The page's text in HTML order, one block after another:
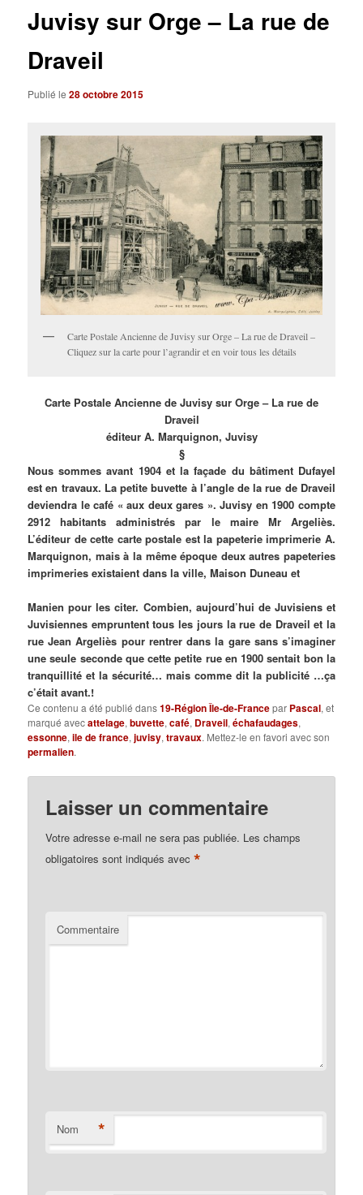
Juvisy sur Orge – La rue de
Draveil
Publié le28 octobre 2015
Carte Postale Ancienne de Juvisy sur Orge – La rue de Draveil –
Cliquez sur la carte pour l’agrandir et en voir tous les détails
Carte Postale Ancienne de Juvisy sur Orge – La rue de
Draveil
éditeur A. Marquignon, Juvisy
§
Nous sommes avant 1904 et la façade du bâtiment Dufayel
est en travaux. La petite buvette à l’angle de la rue de Draveil
deviendra le café « aux deux gares ». Juvisy en 1900 compte
2912 habitants administrés par le maire Mr Argeliès.
L’éditeur de cette carte postale est la papeterie imprimerie A.
Marquignon, mais à la même époque deux autres papeteries
imprimeries existaient dans la ville, Maison Duneau et
Manien pour les citer. Combien, aujourd’hui de Juvisiens et
Juvisiennes empruntent tous les jours la rue de Draveil et la
rue Jean Argeliès pour rentrer dans la gare sans s’imaginer
une seule seconde que cette petite rue en 1900 sentait bon la
tranquillité et la sécurité… mais comme dit la publicité …ça
c’était avant.!
Ce contenu a été publié dans19-Région Île-de-Francepar Pascal, et
marqué avecattelage,buvette,café, Draveil,échafaudages,
essonne,ile de france,juvisy,travaux. Mettez-le en favori avec son
permalien.
Laisser un commentaire
Votre adresse e-mail ne sera pas publiée. Les champs
obligatoires sont indiqués avec*
Commentaire
Nom *